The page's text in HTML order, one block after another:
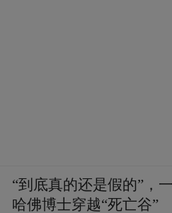
“到底真的还是假的”，
哈佛博士穿越“死亡谷”